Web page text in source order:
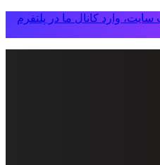
وارد کانال ما در پلتفرم